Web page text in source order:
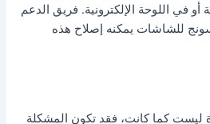
أو في اللوحة الإلكترونية. فريق الدعم
للشاشات يمكنه إصلاح هذه
ليست كما كانت، فقد تكون المشكلة